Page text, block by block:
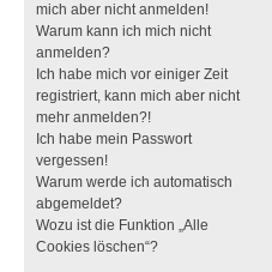
mich aber nicht anmelden!
Warum kann ich mich nicht
anmelden?
Ich habe mich vor einiger Zeit
registriert, kann mich aber nicht
mehr anmelden?!
Ich habe mein Passwort
vergessen!
Warum werde ich automatisch
abgemeldet?
Wozu ist die Funktion „Alle
Cookies löschen“?